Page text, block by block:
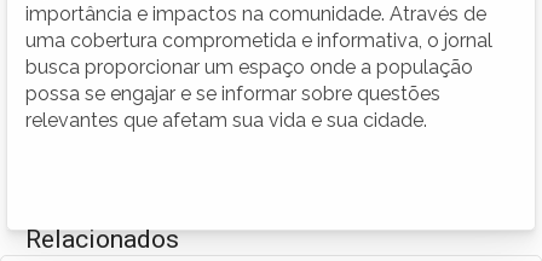
importância e impactos na comunidade. Através de
uma cobertura comprometida e informativa, o jornal
busca proporcionar um espaço onde a população
possa se engajar e se informar sobre questões
relevantes que afetam sua vida e sua cidade.
Relacionados